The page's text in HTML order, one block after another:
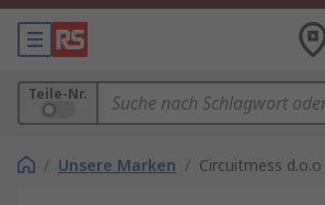
Teile-Nr.
/ Unsere Marken / Circuitmess d.o.o